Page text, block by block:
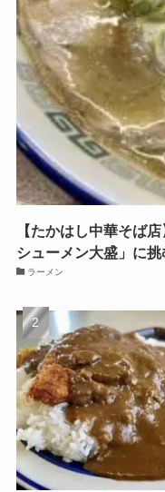
【たかはし中華そば
シューメン大盛」に挑
ラーメン